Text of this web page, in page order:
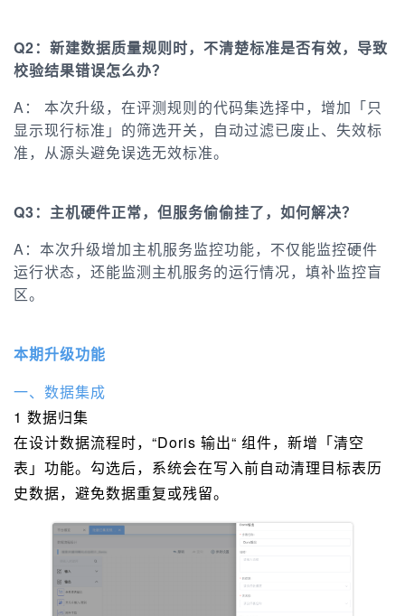
Q2：新建数据质量规则时，不清楚标准是否有效，导致
校验结果错误怎么办？
A： 本次升级，在评测规则的代码集选择中，增加「只
显示现行标准」的筛选开关，自动过滤已废止、失效标
准，从源头避免误选无效标准。
Q3：主机硬件正常，但服务偷偷挂了，如何解决？
A：本次升级增加主机服务监控功能，不仅能监控硬件
运行状态，还能监测主机服务的运行情况，填补监控盲
区。
本期升级功能
一、数据集成
1 数据归集
在设计数据流程时，“Doris 输出“ 组件，新增「清空
表」功能。勾选后，系统会在写入前自动清理目标表历
史数据，避免数据重复或残留。